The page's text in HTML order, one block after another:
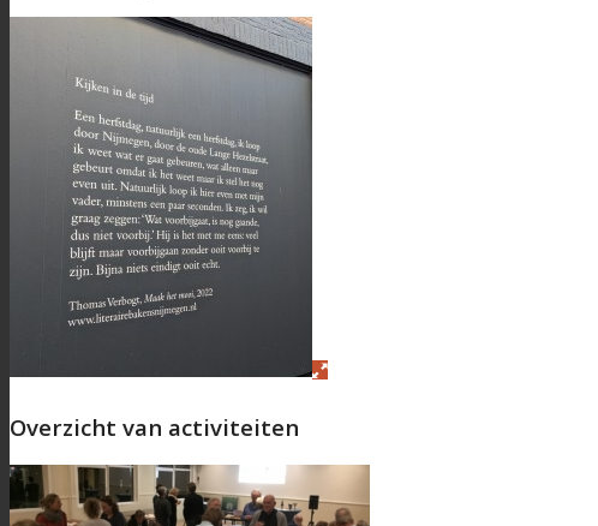
WoonWijzer HLS
Overzicht van activiteiten